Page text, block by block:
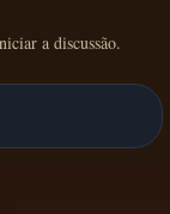
a discussão.